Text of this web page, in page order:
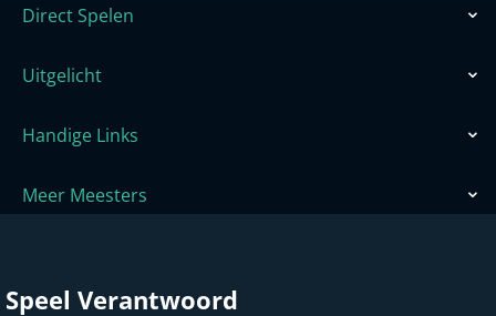
Direct Spelen
Uitgelicht
Handige Links
Meer Meesters
Speel Verantwoord